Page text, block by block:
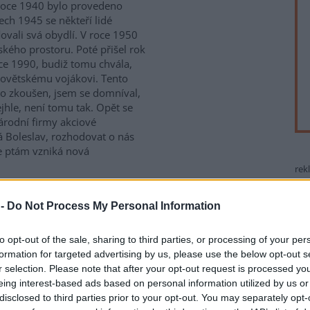
Do Not Process My Personal Information
opt-out of the sale, sharing to third parties, or processing of your
for targeted advertising by us, please use the below opt-out
selection. Please note that after your opt-out request is processed
interest-based ads based on personal information utilized by us
to third parties prior to your opt-out. You may separately
1940 bylo provedeno
1945 se někteří lidé
svá obydlí. V roce 1950
prostoru. Poté přišel rok
1990, budiž tomu chvála,
vojákovi. Tento
zkoušen, jsem se domníval,
není tomu tak. Opět se
firmy akciové
Boleslav, rozhodovat o nás
ptám vzniká nová
Petrlíka, Simony
zveřejněné
nějpřevzalanepravdivé
v následujícím znění: